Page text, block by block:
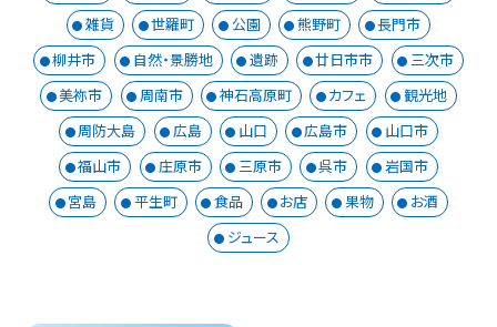
雑貨
世羅町 公園 熊野町
長門市
柳井市
自然・景勝地 遺跡 廿日市市
三次市
美祢市
周南市 神石高原町 カフェ
観光地
周防大島
広島 山口 広島市
山口市
福山市
庄原市 三原市 呉市
岩国市
宮島
平生町 食品 お店 果物
お酒
ジュース